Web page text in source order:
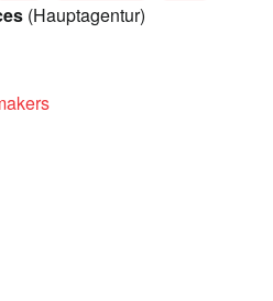
(Hauptagentur)